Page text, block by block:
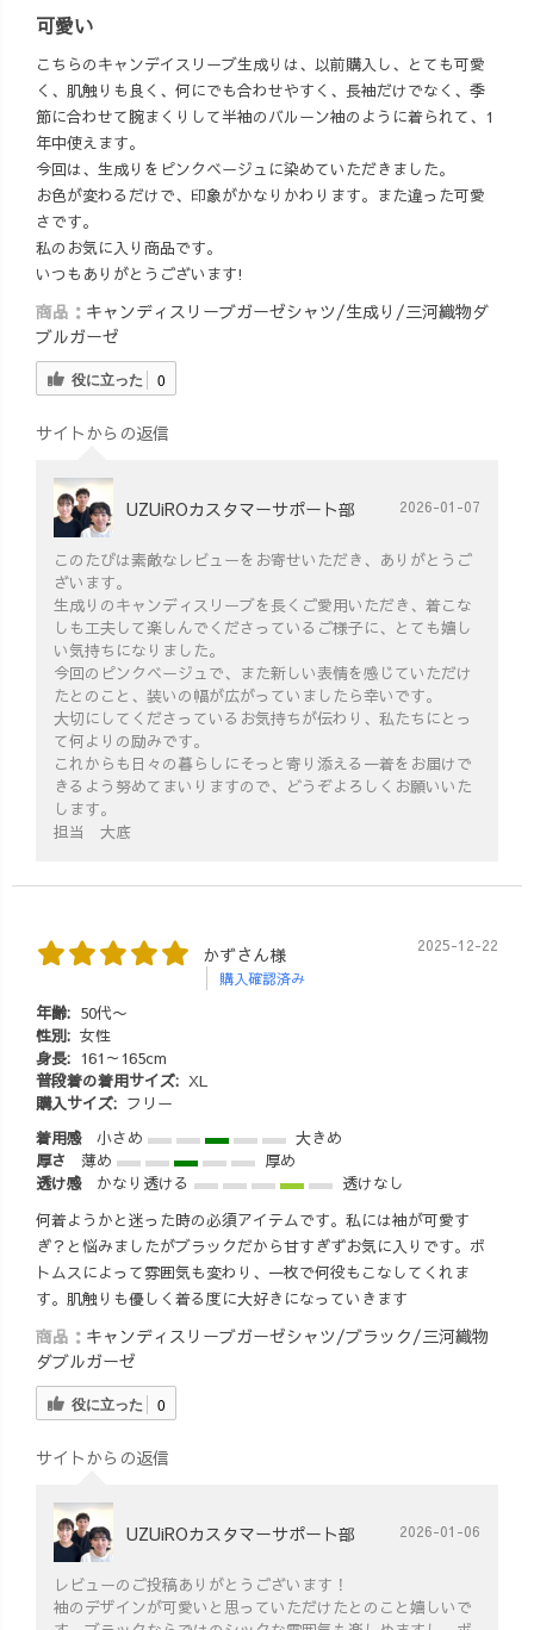
可愛い
こちらのキャンデイスリーブ生成りは、以前購入し、とても可愛
く、肌触りも良く、何にでも合わせやすく、長袖だけでなく、季
節に合わせて腕まくりして半袖のバルーン袖のように着られて、1
年中使えます。
今回は、生成りをピンクベージュに染めていただきました。
お色が変わるだけで、印象がかなりかわります。また違った可愛
さです。
私のお気に入り商品です。
いつもありがとうございます!
商品： キャンディスリーブガーゼシャツ/生成り/三河織物ダ
ブルガーゼ
役に立った 0
サイトからの返信
UZUiROカスタマーサポート部 2026-01-07
このたびは素敵なレビューをお寄せいただき、ありがとうご
ざいます。
生成りのキャンディスリーブを長くご愛用いただき、着こな
しも工夫して楽しんでくださっているご様子に、とても嬉し
い気持ちになりました。
今回のピンクベージュで、また新しい表情を感じていただけ
たとのこと、装いの幅が広がっていましたら幸いです。
大切にしてくださっているお気持ちが伝わり、私たちにとっ
て何よりの励みです。
これからも日々の暮らしにそっと寄り添える一着をお届けで
きるよう努めてまいりますので、どうぞよろしくお願いいた
します。
担当 大底
かずさん様
購入確認済み
2025-12-22
年齢: 50代〜
性別: 女性
身長: 161～165cm
普段着の着用サイズ: XL
購入サイズ: フリー
着用感
小さめ
大きめ
厚さ
薄め
厚め
透け感
かなり透ける
透けなし
何着ようかと迷った時の必須アイテムです。私には袖が可愛す
ぎ？と悩みましたがブラックだから甘すぎずお気に入りです。ボ
トムスによって雰囲気も変わり、一枚で何役もこなしてくれま
す。肌触りも優しく着る度に大好きになっていきます
商品： キャンディスリーブガーゼシャツ/ブラック/三河織物
ダブルガーゼ
役に立った 0
サイトからの返信
UZUiROカスタマーサポート部 2026-01-06
レビューのご投稿ありがとうございます！
袖のデザインが可愛いと思っていただけたとのこと嬉しいで